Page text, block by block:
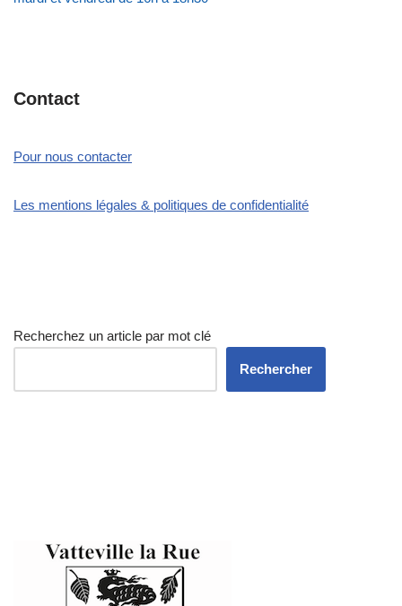
Contact
Pour nous contacter
Les mentions légales & politiques de confidentialité
Recherchez un article par mot clé
Rechercher